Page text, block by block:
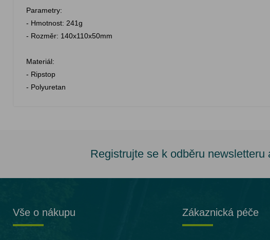
Parametry:
- Hmotnost: 241g
- Rozměr: 140x110x50mm
Materiál:
- Ripstop
- Polyuretan
Registrujte se k odběru
Vše o nákupu Zákaznická péče